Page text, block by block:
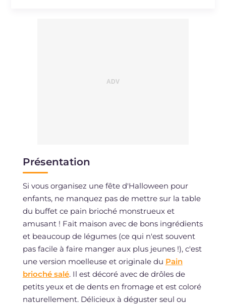
Présentation
Si vous organisez une fête d'Halloween pour
enfants, ne manquez pas de mettre sur la table
du buffet ce pain brioché monstrueux et
amusant ! Fait maison avec de bons ingrédients
et beaucoup de légumes (ce qui n'est souvent
pas facile à faire manger aux plus jeunes !), c'est
une version moelleuse et originale du Pain
brioché salé. Il est décoré avec de drôles de
petits yeux et de dents en fromage et est coloré
naturellement. Délicieux à déguster seul ou